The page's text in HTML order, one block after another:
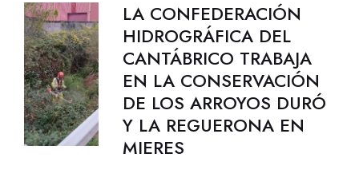
LA CONFEDERACIÓN
HIDROGRÁFICA DEL
CANTÁBRICO TRABAJA
EN LA CONSERVACIÓN
DE LOS ARROYOS DURÓ
Y LA REGUERONA EN
MIERES